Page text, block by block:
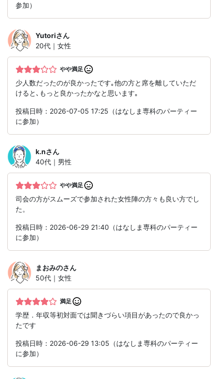
参加）
Yutoriさん
20代｜女性
やや満足
少人数だったのが良かったです｡他の方と席を離していただ
けると､もっと良かったかなと思います｡
投稿日時：2026-07-05 17:25（はなしま専科のパーティー
に参加）
k.nさん
40代｜男性
やや満足
司会の方がスムーズで参加された女性陣の方々も良い方でし
た。
投稿日時：2026-06-29 21:40（はなしま専科のパーティー
に参加）
まおみのさん
50代｜女性
満足
学歴．年収等初対面では聞きづらい項目があったので良かっ
たです
投稿日時：2026-06-29 13:05（はなしま専科のパーティー
に参加）